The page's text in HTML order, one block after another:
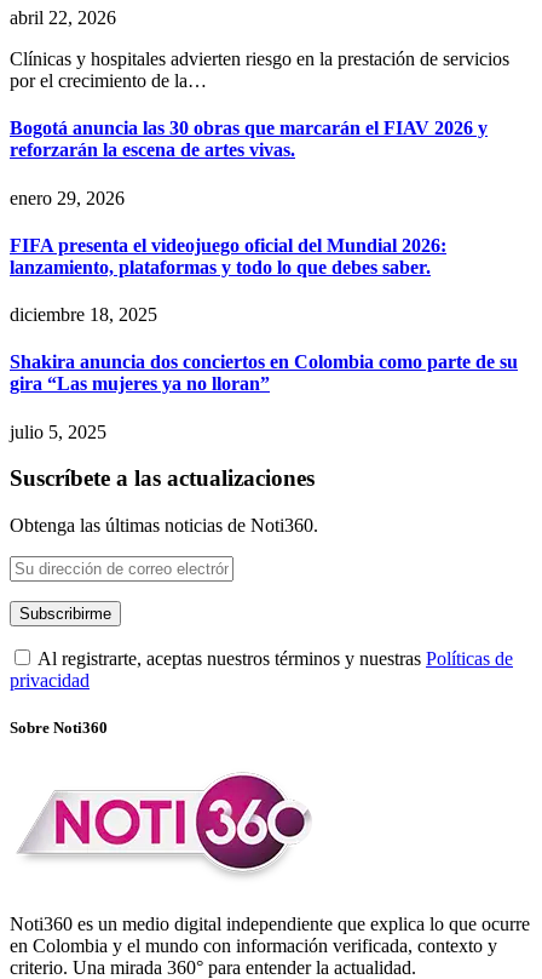
abril 22, 2026
Clínicas y hospitales advierten riesgo en la prestación de servicios
por el crecimiento de la…
Bogotá anuncia las 30 obras que marcarán el FIAV 2026 y
reforzarán la escena de artes vivas.
enero 29, 2026
FIFA presenta el videojuego oficial del Mundial 2026:
lanzamiento, plataformas y todo lo que debes saber.
diciembre 18, 2025
Shakira anuncia dos conciertos en Colombia como parte de su
gira “Las mujeres ya no lloran”
julio 5, 2025
Suscríbete a las actualizaciones
Obtenga las últimas noticias de Noti360.
Al registrarte, aceptas nuestros términos y nuestras Políticas de
privacidad
Sobre Noti360
Noti360 es un medio digital independiente que explica lo que ocurre
en Colombia y el mundo con información verificada, contexto y
criterio. Una mirada 360° para entender la actualidad.